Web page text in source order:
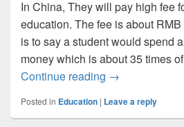
In China, They will pay high fee
education. The fee is about
is to say a student would spend
money which is about 35 times
Continue reading High fee on
→
Posted in Education | Leave a reply